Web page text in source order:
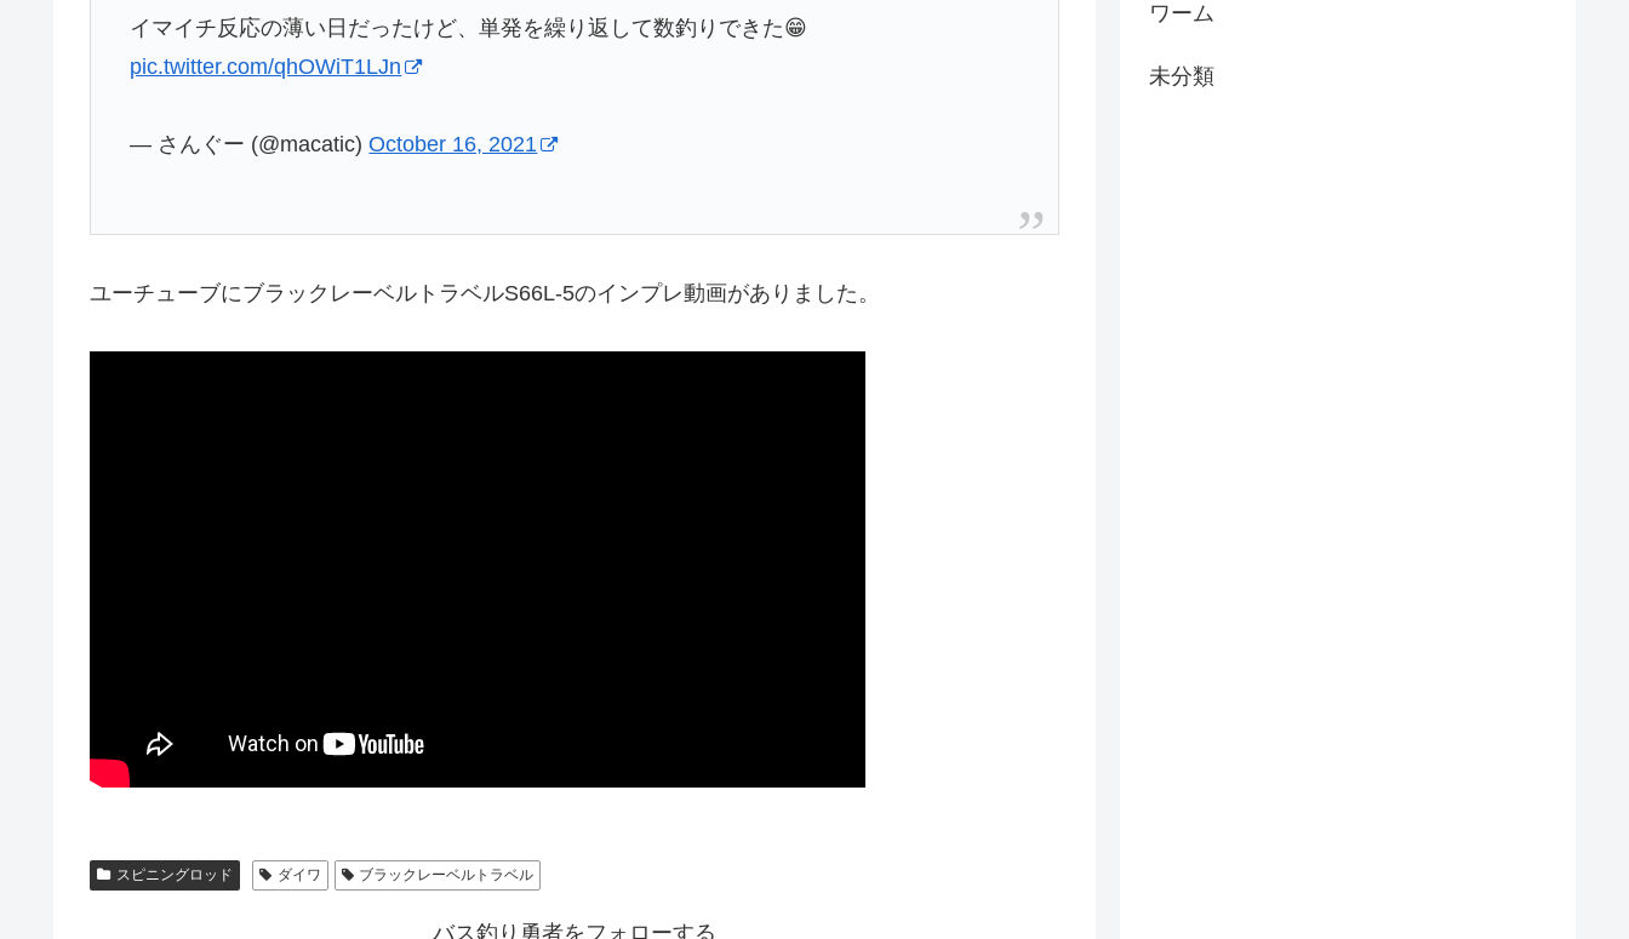
イマイチ反応の薄い日だったけど、単発を繰り返して数釣りできた😁
pic.twitter.com/qhOWiT1LJn
— さんぐー (@macatic)October 16, 2021
ユーチューブにブラックレーベルトラベルS66L-5のインプレ動画がありました。
スピニングロッド ダイワ ブラックレーベルトラベル
バス釣り勇者をフォローする
ワーム
未分類